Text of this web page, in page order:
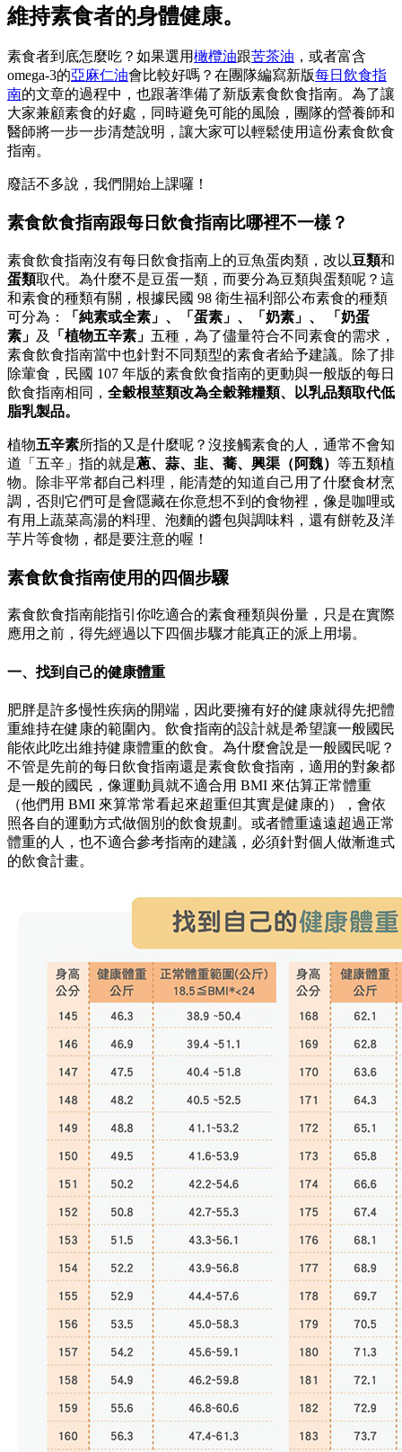
維持素食者的身體健康。
素食者到底怎麼吃？如果選用橄欖油跟苦茶油 ，或者富含
omega-3的亞麻仁油會比較好嗎？在團隊編寫新版每日飲食指
南的文章的過程中，也跟著準備了新版素食飲食指南。為了讓
大家兼顧素食的好處，同時避免可能的風險，團隊的營養師和
醫師將一步一步清楚說明，讓大家可以輕鬆使用這份素食飲食
指南。
廢話不多說，我們開始上課囉！
素食飲食指南跟每日飲食指南比哪裡不一樣？
素食飲食指南沒有每日飲食指南上的豆魚蛋肉類，改以豆類和
蛋類取代。為什麼不是豆蛋一類，而要分為豆類與蛋類呢？這
和素食的種類有關，根據民國 98 衛生福利部公布素食的種類
可分為：
「純素或全素」、「蛋素」、「奶素」、 「奶蛋
素」 及 「植物五辛素」 五種，為了儘量符合不同素食的需求，
素食飲食指南當中也針對不同類型的素食者給予建議。除了排
除葷食，民國 107 年版的素食飲食指南的更動與一般版的每日
飲食指南相同， 全穀根莖類改為全穀雜糧類、以乳品類取代低
脂乳製品。
植物五辛素所指的又是什麼呢？沒接觸素食的人，通常不會知
道「五辛」指的就是蔥、蒜、韭、蕎、興渠（阿魏） 等五類植
物。除非平常都自己料理，能清楚的知道自己用了什麼食材烹
調，否則它們可是會隱藏在你意想不到的食物裡，像是咖哩或
有用上蔬菜高湯的料理、泡麵的醬包與調味料，還有餅乾及洋
芋片等食物，都是要注意的喔！
素食飲食指南使用的四個步驟
素食飲食指南能指引你吃適合的素食種類與份量，只是在實際
應用之前，得先經過以下四個步驟才能真正的派上用場。
一、找到自己的健康體重
肥胖是許多慢性疾病的開端，因此要擁有好的健康就得先把體
重維持在健康的範圍內。飲食指南的設計就是希望讓一般國民
能依此吃出維持健康體重的飲食。為什麼會說是一般國民呢？
不管是先前的每日飲食指南還是素食飲食指南，適用的對象都
是一般的國民，像運動員就不適合用 BMI 來估算正常體重
（他們用 BMI 來算常常看起來超重但其實是健康的），會依
照各自的運動方式做個別的飲食規劃。或者體重遠遠超過正常
體重的人，也不適合參考指南的建議，必須針對個人做漸進式
的飲食計畫。